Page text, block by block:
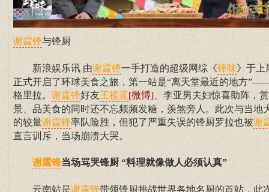
谢霆锋与锋厨
新浪娱乐讯 由谢霆锋一手打造的超级网综《锋味》于上
正式开启了环球美食之旅，第一站是“离天堂最近的地方
格里拉。 谢霆锋好友王祖蓝[微博] 、李亚男夫妇惊喜助阵，
景、品美食的同时还不忘频频发糖，羡煞旁人。此次与当地
的较量谢霆锋率队险胜，但犯了严重失误的锋厨罗拉也被谢
直言训斥，当场崩溃大哭。
谢霆锋当场骂哭锋厨 “料理就像做人必须认真”
云南站是
带领锋厨挑战世界各地名厨的首站，此